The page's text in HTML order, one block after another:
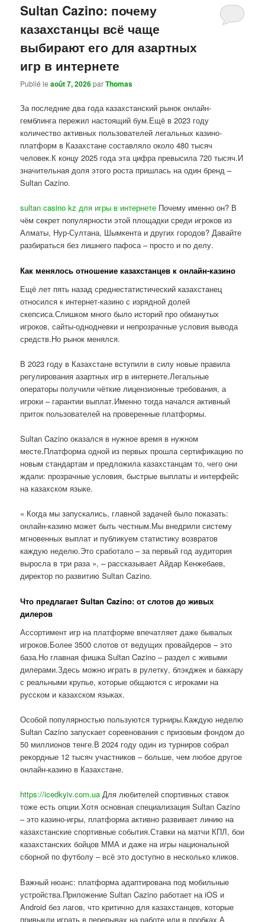
Sultan Cazino: почему
казахстанцы всё чаще
выбирают его для азартных
игр в интернете
Publié leaoût 7, 2026parThomas
За последние два года казахстанский рынок онлайн-
гемблинга пережил настоящий бум.Ещё в 2023 году
количество активных пользователей легальных казино-
платформ в Казахстане составляло около 480 тысяч
человек.К концу 2025 года эта цифра превысила 720 тысяч.И
значительная доля этого роста пришлась на один бренд –
Sultan Cazino.
sultan casino kz для игры в интернете Почему именно он? В
чём секрет популярности этой площадки среди игроков из
Алматы, Нур-Султана, Шымкента и других городов? Давайте
разбираться без лишнего пафоса – просто и по делу.
Как менялось отношение казахстанцев к онлайн-казино
Ещё лет пять назад среднестатистический казахстанец
относился к интернет-казино с изрядной долей
скепсиса.Слишком много было историй про обманутых
игроков, сайты-однодневки и непрозрачные условия вывода
средств.Но рынок менялся.
В 2023 году в Казахстане вступили в силу новые правила
регулирования азартных игр в интернете.Легальные
операторы получили чёткие лицензионные требования, а
игроки – гарантии выплат.Именно тогда начался активный
приток пользователей на проверенные платформы.
Sultan Cazino оказался в нужное время в нужном
месте.Платформа одной из первых прошла сертификацию по
новым стандартам и предложила казахстанцам то, чего они
ждали: прозрачные условия, быстрые выплаты и интерфейс
на казахском языке.
« Когда мы запускались, главной задачей было показать:
онлайн-казино может быть честным.Мы внедрили систему
мгновенных выплат и публикуем статистику возвратов
каждую неделю.Это сработало – за первый год аудитория
выросла в три раза », – рассказывает Айдар Кенжебаев,
директор по развитию Sultan Cazino.
Что предлагает Sultan Cazino: от слотов до живых
дилеров
Ассортимент игр на платформе впечатляет даже бывалых
игроков.Более 3500 слотов от ведущих провайдеров – это
база.Но главная фишка Sultan Cazino – раздел с живыми
дилерами.Здесь можно играть в рулетку, блэкджек и баккару
с реальными крупье, которые общаются с игроками на
русском и казахском языках.
Особой популярностью пользуются турниры.Каждую неделю
Sultan Cazino запускает соревнования с призовым фондом до
50 миллионов тенге.В 2024 году один из турниров собрал
рекордные 12 тысяч участников – больше, чем любое другое
онлайн-казино в Казахстане.
https://icedkyiv.com.ua Для любителей спортивных ставок
тоже есть опции.Хотя основная специализация Sultan Cazino
– это казино-игры, платформа активно развивает линию на
казахстанские спортивные события.Ставки на матчи КПЛ, бои
казахстанских бойцов ММА и даже на игры национальной
сборной по футболу – всё это доступно в несколько кликов.
Важный нюанс: платформа адаптирована под мобильные
устройства.Приложение Sultan Cazino работает на iOS и
Android без лагов, что критично для казахстанцев, которые
привыкли играть в перерывах на работе или в пробках.А